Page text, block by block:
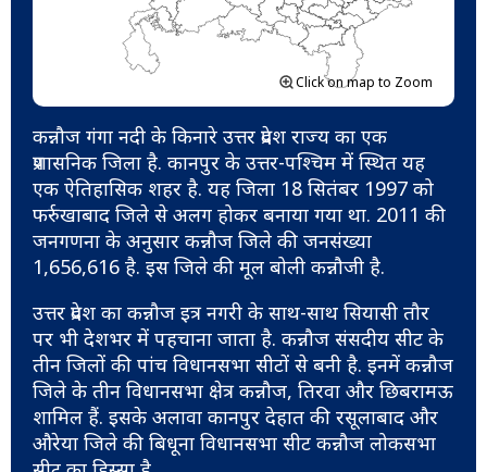
Click on map to Zoom
कन्नौज गंगा नदी के किनारे उत्तर प्रदेश राज्य का एक
प्रशासनिक जिला है. कानपुर के उत्तर-पश्चिम में स्थित यह
एक ऐतिहासिक शहर है. यह जिला 18 सितंबर 1997 को
फर्रुखाबाद जिले से अलग होकर बनाया गया था. 2011 की
जनगणना के अनुसार कन्नौज जिले की जनसंख्या
1,656,616 है. इस जिले की मूल बोली कन्नौजी है.
उत्तर प्रदेश का कन्नौज इत्र नगरी के साथ-साथ सियासी तौर
पर भी देशभर में पहचाना जाता है. कन्नौज संसदीय सीट के
तीन जिलों की पांच विधानसभा सीटों से बनी है. इनमें कन्नौज
जिले के तीन विधानसभा क्षेत्र कन्नौज, तिरवा और छिबरामऊ
शामिल हैं. इसके अलावा कानपुर देहात की रसूलाबाद और
औरेया जिले की बिधूना विधानसभा सीट कन्नौज लोकसभा